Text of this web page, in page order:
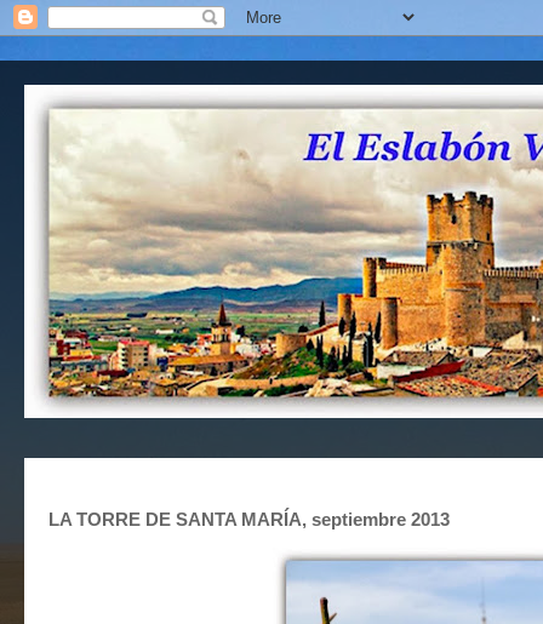
LA TORRE DE SANTA MARÍA, septiembre 2013